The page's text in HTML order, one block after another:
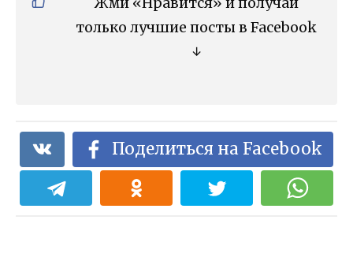
только лучшие посты в Facebook
↓
Поделиться на Facebook